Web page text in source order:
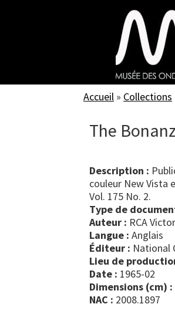
Accueil » Collections
The
Description :
couleur New Vista
Vol. 175 No. 2.
Type de
Auteur : RCA Victor
Langue : Anglais
Éditeur : National
Lieu de
Date : 1965-02
Dimensions (cm) :
NAC : 2008.1897